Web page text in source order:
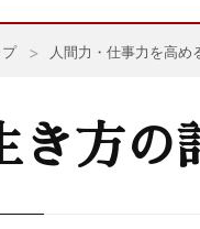
プ 人間力・仕事力を高め
き方の